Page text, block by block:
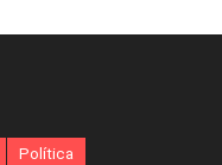
Política